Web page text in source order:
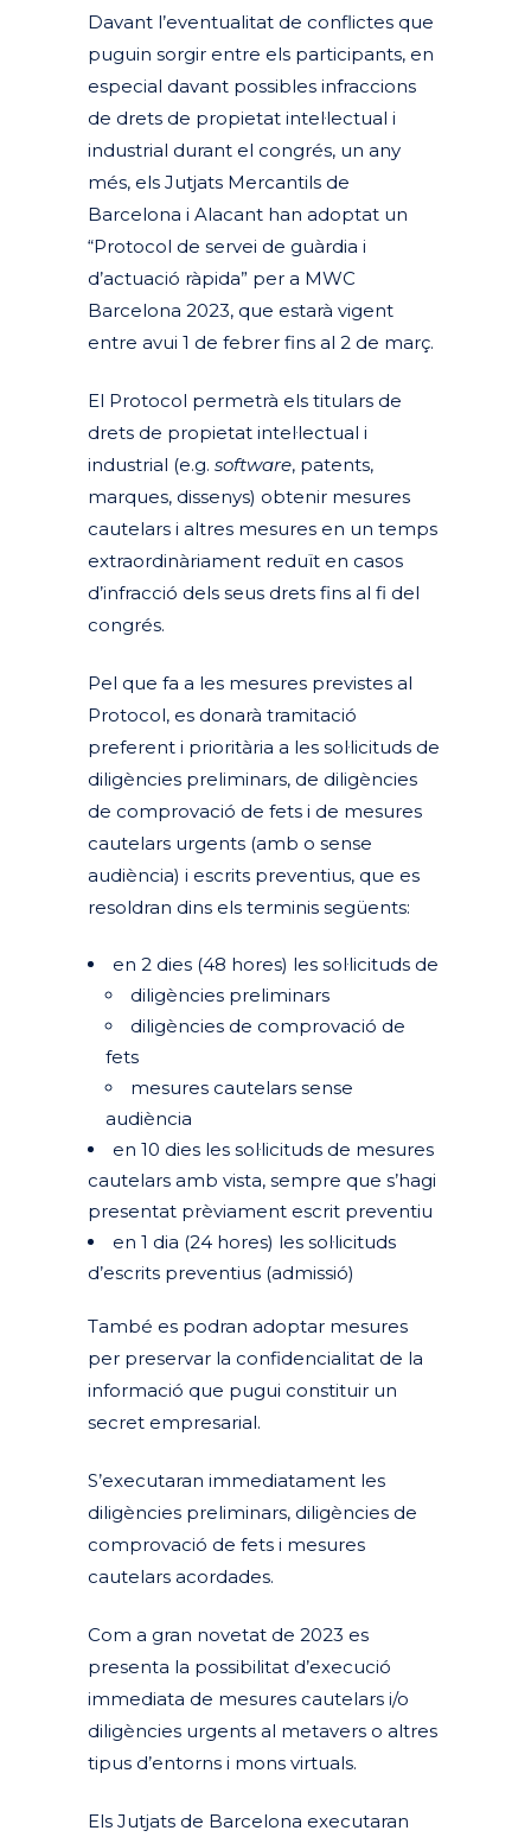
Davant l’eventualitat de conflictes que
puguin sorgir entre els participants, en
especial davant possibles infraccions
de drets de propietat intel·lectual i
industrial durant el congrés, un any
més, els Jutjats Mercantils de
Barcelona i Alacant han adoptat un
“Protocol de servei de guàrdia i
d’actuació ràpida” per a MWC
Barcelona 2023, que estarà vigent
entre avui 1 de febrer fins al 2 de març.
El Protocol permetrà els titulars de
drets de propietat intel·lectual i
industrial (e.g. software, patents,
marques, dissenys) obtenir mesures
cautelars i altres mesures en un temps
extraordinàriament reduït en casos
d’infracció dels seus drets fins al fi del
congrés.
Pel que fa a les mesures previstes al
Protocol, es donarà tramitació
preferent i prioritària a les sol·licituds de
diligències preliminars, de diligències
de comprovació de fets i de mesures
cautelars urgents (amb o sense
audiència) i escrits preventius, que es
resoldran dins els terminis següents:
en 2 dies (48 hores) les sol·licituds de
diligències preliminars
diligències de comprovació de
fets
mesures cautelars sense
audiència
en 10 dies les sol·licituds de mesures
cautelars amb vista, sempre que s’hagi
presentat prèviament escrit preventiu
en 1 dia (24 hores) les sol·licituds
d’escrits preventius (admissió)
També es podran adoptar mesures
per preservar la confidencialitat de la
informació que pugui constituir un
secret empresarial.
S’executaran immediatament les
diligències preliminars, diligències de
comprovació de fets i mesures
cautelars acordades.
Com a gran novetat de 2023 es
presenta la possibilitat d’execució
immediata de mesures cautelars i/o
diligències urgents al metavers o altres
tipus d’entorns i mons virtuals.
Els Jutjats de Barcelona executaran